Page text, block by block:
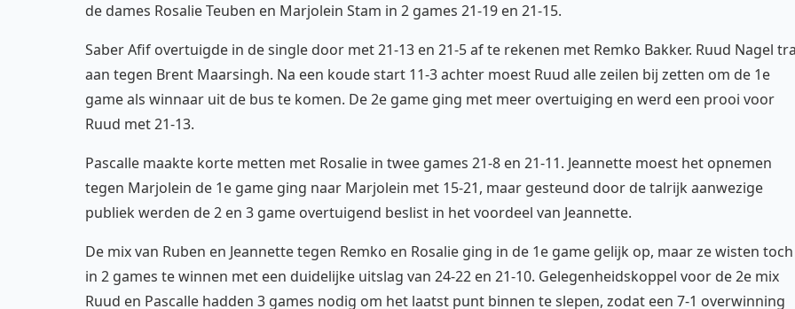
de dames Rosalie Teuben en Marjolein Stam in 2 games 21-19 en 21-15.
Saber Afif overtuigde in de single door met 21-13 en 21-5 af te rekenen met Remko Bakker. Ruud Nagel
aan tegen Brent Maarsingh. Na een koude start 11-3 achter moest Ruud alle zeilen bij zetten om de 1e
game als winnaar uit de bus te komen. De 2e game ging met meer overtuiging en werd een prooi voor
Ruud met 21-13.
Pascalle maakte korte metten met Rosalie in twee games 21-8 en 21-11. Jeannette moest het opnemen
tegen Marjolein de 1e game ging naar Marjolein met 15-21, maar gesteund door de talrijk aanwezige
publiek werden de 2 en 3 game overtuigend beslist in het voordeel van Jeannette.
De mix van Ruben en Jeannette tegen Remko en Rosalie ging in de 1e game gelijk op, maar ze wisten toch
in 2 games te winnen met een duidelijke uitslag van 24-22 en 21-10. Gelegenheidskoppel voor de 2e mix
Ruud en Pascalle hadden 3 games nodig om het laatst punt binnen te slepen, zodat een 7-1 overwinning